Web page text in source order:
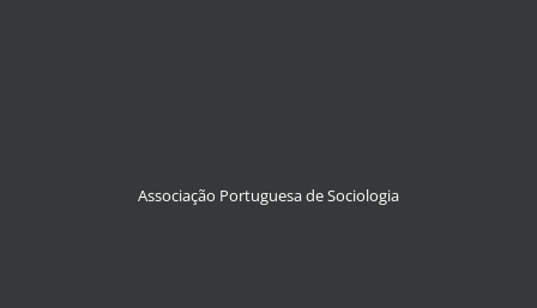
Associação Portuguesa de Sociologia